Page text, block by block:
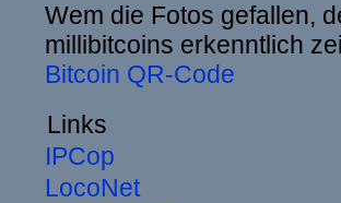
Wem die Fotos gefallen,
millibitcoins erkenntlich
Bitcoin QR-Code
Links
IPCop
LocoNet